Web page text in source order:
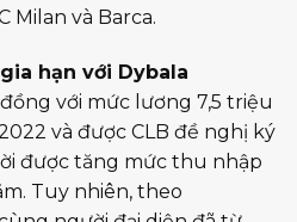
Milan và Barca.
hạn với Dybala
với mức lương 7,5 triệu
và được CLB đề nghị ký
được tăng mức thu nhập
Tuy nhiên, theo